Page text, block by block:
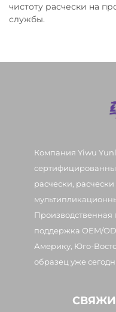
чистоту расчески на
службы.
Компания Yiwu
расчески,
Производственная
поддержка OEM/
Америку, Юго-
образец уже